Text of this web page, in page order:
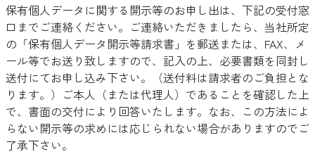
保有個人データに関する開示等のお申し出は、下記の受付窓
口までご連絡ください。ご連絡いただきましたら、当社所定
の「保有個人データ開示等請求書」を郵送または、FAX、メ
ール等でお送り致しますので、記入の上、必要書類を同封し
送付にてお申し込み下さい。（送付料は請求者のご負担とな
ります。）ご本人（または代理人）であることを確認した上
で、書面の交付により回答いたします。なお、この方法によ
らない開示等の求めには応じられない場合がありますのでご
了承下さい。